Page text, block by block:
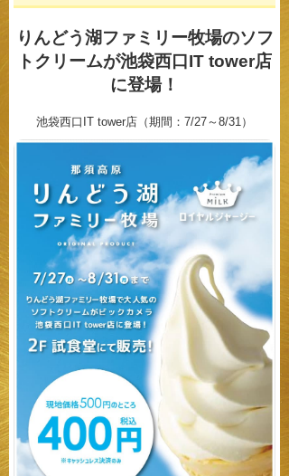
りんどう湖ファミリー牧場のソフ
トクリームが池袋西口IT tower店
に登場！
池袋西口IT tower店（期間：7/27～8/31）